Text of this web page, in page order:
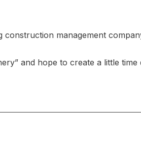
management
and hope to create a little